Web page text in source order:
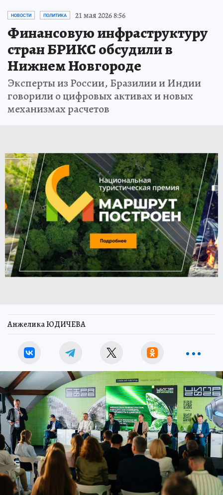
НОВОСТИ ПОЛИТИКА 21 мая 2026 8:56
Финансовую инфраструктуру
стран БРИКС обсудили в
Нижнем Новгороде
Эксперты из России, Бразилии и Индии
говорили о цифровых активах и новых
механизмах расчетов
Анжелика ЮДИЧЕВА